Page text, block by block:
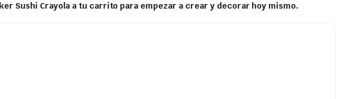
Sushi Crayola a tu carrito para empezar a crear y decorar hoy mismo.